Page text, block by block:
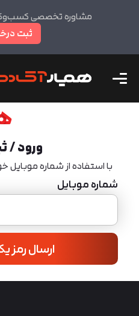
مشاوره تخصصی
ثبت
ورود /
با استفاده از شماره موبایل
شماره موبایل
ارسال رمز